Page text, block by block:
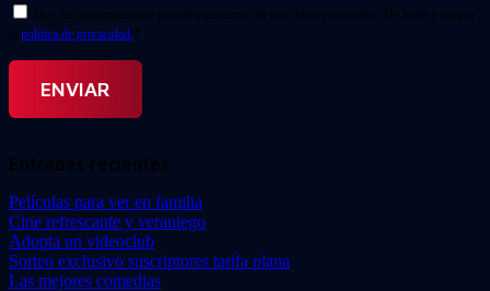
Doy mi consentimiento para el tratamiento de mis datos personales. He leído y acepto
la política de privacidad. *
Entradas recientes
Películas para ver en familia
Cine refrescante y veraniego
Adopta un videoclub
Sorteo exclusivo suscriptores tarifa plana
Las mejores comedias